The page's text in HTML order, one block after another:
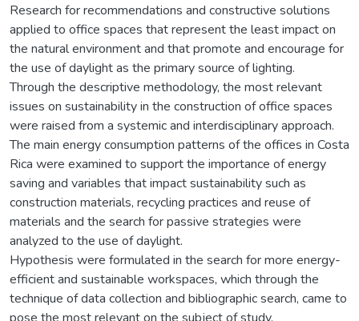
Research for recommendations and constructive solutions
applied to office spaces that represent the least impact on
the natural environment and that promote and encourage for
the use of daylight as the primary source of lighting.
Through the descriptive methodology, the most relevant
issues on sustainability in the construction of office spaces
were raised from a systemic and interdisciplinary approach.
The main energy consumption patterns of the offices in Costa
Rica were examined to support the importance of energy
saving and variables that impact sustainability such as
construction materials, recycling practices and reuse of
materials and the search for passive strategies were
analyzed to the use of daylight.
Hypothesis were formulated in the search for more energy-
efficient and sustainable workspaces, which through the
technique of data collection and bibliographic search, came to